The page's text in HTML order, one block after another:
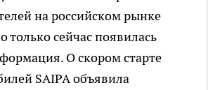
на российском рынке
только сейчас появилась
О скором старте
SAIPA объявила